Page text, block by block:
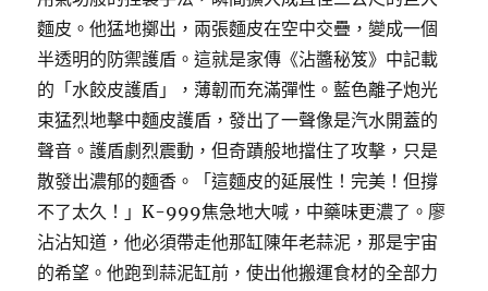
麵皮。他猛地擲出，兩張麵皮在空中交疊，變成一個
半透明的防禦護盾。這就是家傳《沾醬秘笈》中記載
的「水餃皮護盾」，薄韌而充滿彈性。藍色離子炮光
束猛烈地擊中麵皮護盾，發出了一聲像是汽水開蓋的
聲音。護盾劇烈震動，但奇蹟般地擋住了攻擊，只是
散發出濃郁的麵香。「這麵皮的延展性！完美！但撐
不了太久！」K-999焦急地大喊，中藥味更濃了。廖
沾沾知道，他必須帶走他那缸陳年老蒜泥，那是宇宙
的希望。他跑到蒜泥缸前，使出他搬運食材的全部力